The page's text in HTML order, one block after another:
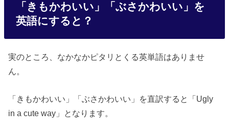
「きもかわいい」「ぶさかわいい」を
英語にすると？
実のところ、なかなかピタリとくる英単語はありませ
ん。
「きもかわいい」「ぶさかわいい」を直訳すると「Ugly
in a cute way」となります。